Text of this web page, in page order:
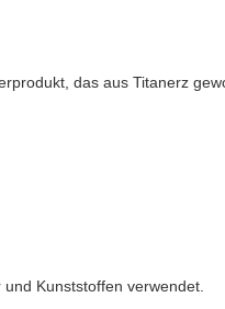
das aus Titanerz
Kunststoffen verwendet.